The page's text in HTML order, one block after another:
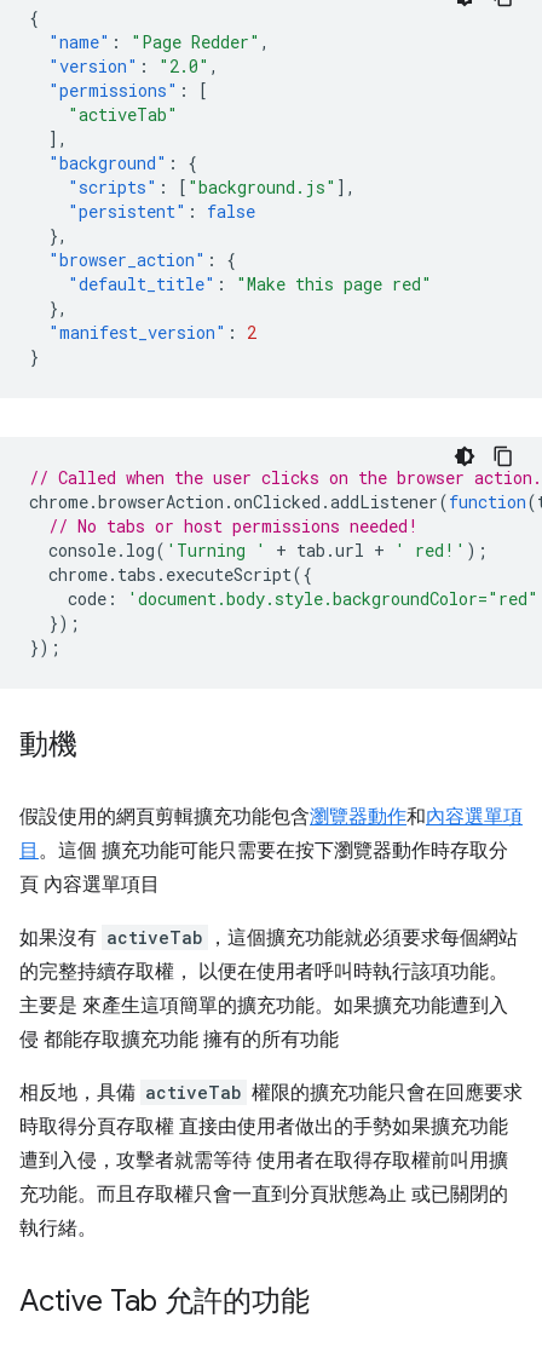
{
"name" : "Page Redder" ,
"version" : "2.0" ,
"permissions" :
[
"activeTab"
],
"background" :
{
"scripts" : [ "background.js" ],
"persistent" :
false
},
"browser_action" :
{
"default_title" :
"Make this page red"
},
"manifest_version" :
2
}
// Called when the user clicks on the browser action.
chrome.browserAction .onClicked .addListener(function(
// No tabs or host permissions needed!
console. log( 'Turning ' + tab .url + ' red!' );
chrome. tabs . executeScript({
code :
});
});
動機
假設使用的網頁剪輯擴充功能包含瀏覽器動作和內容選單項
目 。這個 擴充功能可能只需要在按下瀏覽器動作時存取分
頁 內容選單項目
如果沒有 activeTab
，這個擴充功能就必須要求每個網站
的完整持續存取權， 以便在使用者呼叫時執行該項功能。
主要是 來產生這項簡單的擴充功能。如果擴充功能遭到入
侵 都能存取擴充功能 擁有的所有功能
相反地，具備 activeTab 權限的擴充功能只會在回應要求
時取得分頁存取權 直接由使用者做出的手勢如果擴充功能
遭到入侵，攻擊者就需等待 使用者在取得存取權前叫用擴
充功能。而且存取權只會一直到分頁狀態為止 或已關閉的
執行緒。
Active Tab 允許的功能